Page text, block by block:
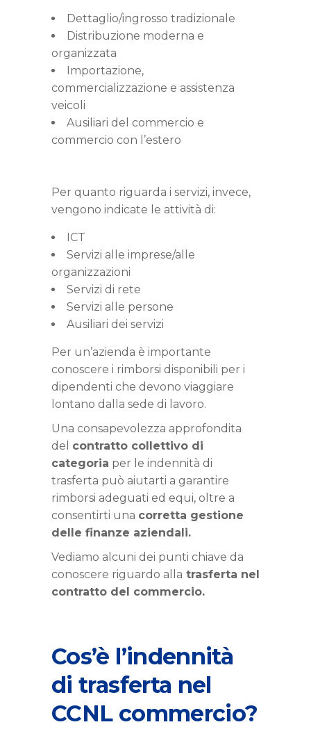
Dettaglio/ingrosso tradizionale
Distribuzione moderna e
organizzata
Importazione,
commercializzazione e assistenza
veicoli
Ausiliari del commercio e
commercio con l’estero
Per quanto riguarda i servizi, invece,
vengono indicate le attività di:
ICT
Servizi alle imprese/alle
organizzazioni
Servizi di rete
Servizi alle persone
Ausiliari dei servizi
Per un’azienda è importante
conoscere i rimborsi disponibili per i
dipendenti che devono viaggiare
lontano dalla sede di lavoro.
Una consapevolezza approfondita
del contratto collettivo di
categoria per le indennità di
trasferta può aiutarti a garantire
rimborsi adeguati ed equi, oltre a
consentirti una corretta gestione
delle finanze aziendali.
Vediamo alcuni dei punti chiave da
conoscere riguardo alla trasferta nel
contratto del commercio.
Cos’è l’indennità
di trasferta nel
CCNL commercio?